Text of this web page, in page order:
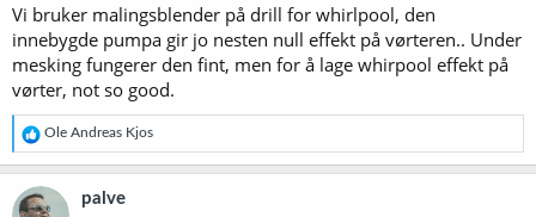
Vi bruker malingsblender på drill for whirlpool, den
innebygde pumpa gir jo nesten null effekt på vørteren.. Under
mesking fungerer den fint, men for å lage whirpool effekt på
vørter, not so good.
R
e
a
k
s
Ole Andreas Kjos
palve